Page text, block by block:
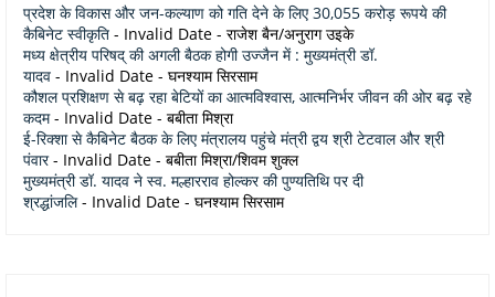
प्रदेश के विकास और जन-कल्याण को गति देने के लिए 30,055 करोड़ रूपये की
कैबिनेट स्वीकृति - Invalid Date - राजेश बैन/अनुराग उइके
मध्य क्षेत्रीय परिषद् की अगली बैठक होगी उज्जैन में : मुख्यमंत्री डॉ.
यादव - Invalid Date - घनश्याम सिरसाम
कौशल प्रशिक्षण से बढ़ रहा बेटियों का आत्मविश्वास, आत्मनिर्भर जीवन की ओर बढ़ रहे
कदम- Invalid Date - बबीता मिश्रा
ई-रिक्शा से कैबिनेट बैठक के लिए मंत्रालय पहुंचे मंत्री द्वय श्री टेटवाल और श्री
पंवार- Invalid Date - बबीता मिश्रा/शिवम शुक्ल
मुख्यमंत्री डॉ. यादव ने स्व. मल्हारराव होल्कर की पुण्यतिथि पर दी
श्रद्धांजलि- Invalid Date - घनश्याम सिरसाम